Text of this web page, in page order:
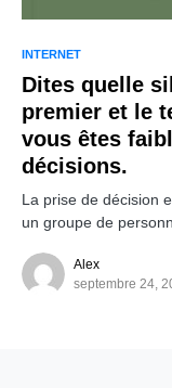
INTERNET
Dites quelle
premier et le
vous êtes
décisions.
La prise de décision
un groupe de
Alex
septembre 24,